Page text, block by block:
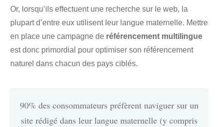
Or, lorsqu’ils effectuent une recherche sur le web, la
plupart d’entre eux utilisent leur langue maternelle. Mettre
en place une campagne de référencement multilingue
est donc primordial pour optimiser son référencement
naturel dans chacun des pays ciblés.
90% des consommateurs préfèrent naviguer sur un
site rédigé dans leur langue maternelle (y compris